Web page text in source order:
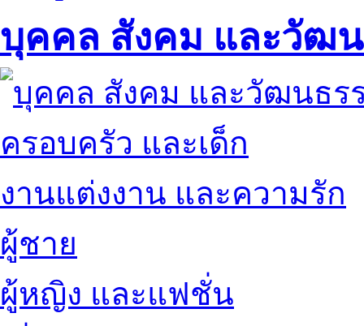
บุคคล สังคม และวัฒ
ครอบครัว และเด็ก
งานแต่งงาน และความรัก
ผู้ชาย
ผู้หญิง และแฟชั่น